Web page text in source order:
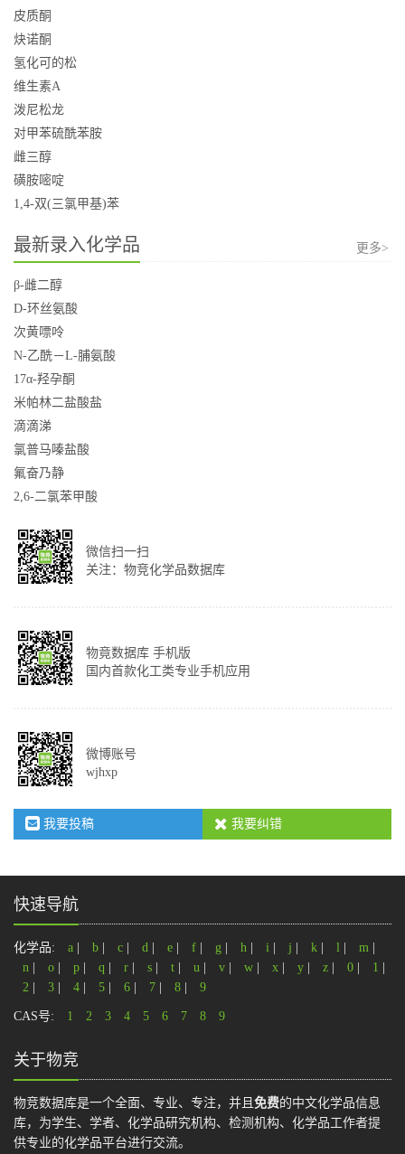
皮质酮
炔诺酮
氢化可的松
维生素A
泼尼松龙
对甲苯硫酰苯胺
雌三醇
磺胺嘧啶
1,4-双(三氯甲基)苯
最新录入化学品 更多>
β-雌二醇
D-环丝氨酸
次黄嘌呤
N-乙酰－L-脯氨酸
17α-羟孕酮
米帕林二盐酸盐
滴滴涕
氯普马嗪盐酸
氟奋乃静
2,6-二氯苯甲酸
微信扫一扫
关注：物竞化学品数据库
物竟数据库 手机版
国内首款化工类专业手机应用
微博账号
wjhxp
我要投稿 我要纠错
快速导航
化学品: a b c d e f g h i j k l m
n
o p q r s t u v w x y z 0 1
2
3 4 5 6 7 8 9
CAS号: 1 2 3 4 5 6 7 8 9
关于物竞
物竞数据库是一个全面、专业、专注，并且 免费的中文化学品信息
库，为学生、学者、化学品研究机构、检测机构、化学品工作者提
供专业的化学品平台进行交流。